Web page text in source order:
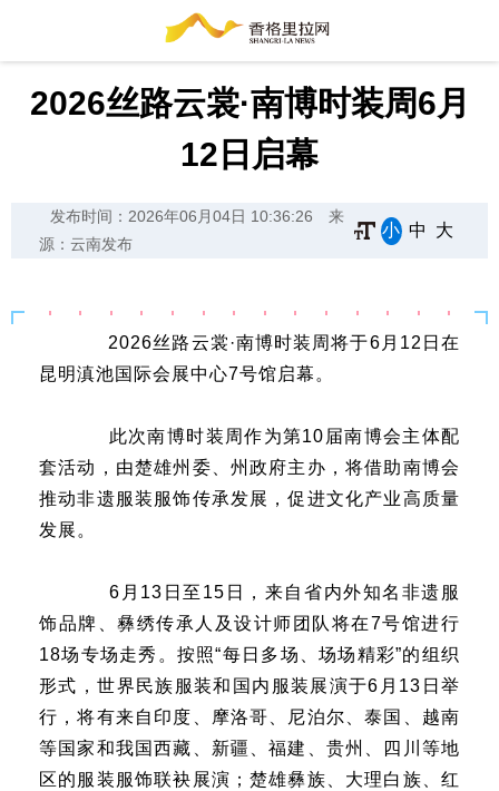
2026丝路云裳·南博时装周6月
12日启幕
发布时间：2026年06月04日 10:36:26
来
源：云南发布
小 中 大
2026丝路云裳·南博时装周将于6月12日在
昆明滇池国际会展中心7号馆启幕。
此次南博时装周作为第10届南博会主体配
套活动，由楚雄州委、州政府主办，将借助南博会
推动非遗服装服饰传承发展，促进文化产业高质量
发展。
6月13日至15日，来自省内外知名非遗服
饰品牌、彝绣传承人及设计师团队将在7号馆进行
18场专场走秀。按照“每日多场、场场精彩”的组织
形式，世界民族服装和国内服装展演于6月13日举
行，将有来自印度、摩洛哥、尼泊尔、泰国、越南
等国家和我国西藏、新疆、福建、贵州、四川等地
区的服装服饰联袂展演；楚雄彝族、大理白族、红